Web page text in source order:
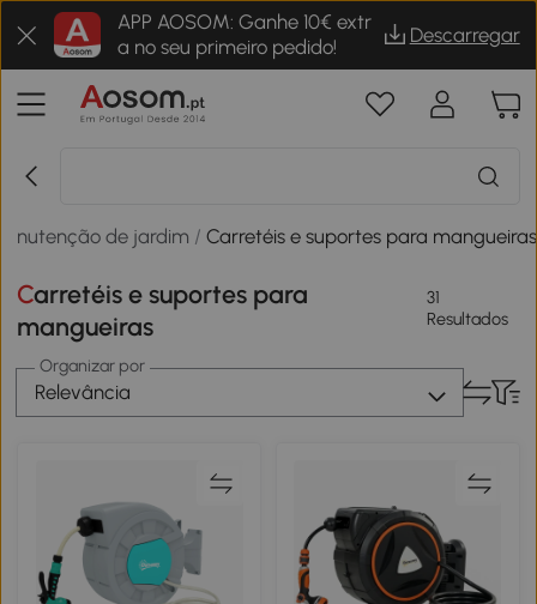
APP AOSOM: Ganhe 10€ extr
a no seu primeiro pedido!
Descarregar
de jardim /Carretéis e suportes para mangueiras
Carretéis e suportes para
mangueiras
31
Resultados
Organizar por
Relevância